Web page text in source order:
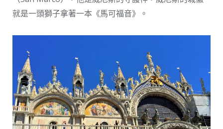
就是一頭獅子拿著一本《馬可福音》。